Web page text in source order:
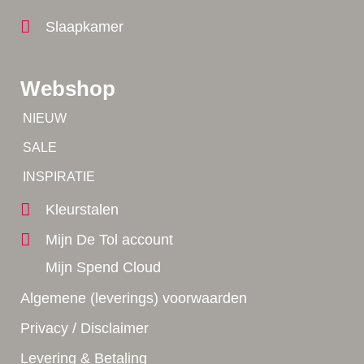
Webshop
NIEUW
SALE
INSPIRATIE
Kleurstalen
Mijn De Tol account
Mijn Spend Cloud
Algemene (leverings) voorwaarden
Privacy / Disclaimer
Levering & Betaling
Slaapkamer